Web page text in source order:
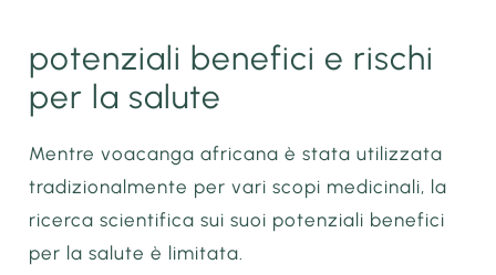
potenziali benefici e rischi
per la salute
Mentre voacanga africana è stata utilizzata
tradizionalmente per vari scopi medicinali, la
ricerca scientifica sui suoi potenziali benefici
per la salute è limitata.